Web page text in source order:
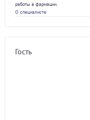
работы в фармации.
О специалисте
Гость